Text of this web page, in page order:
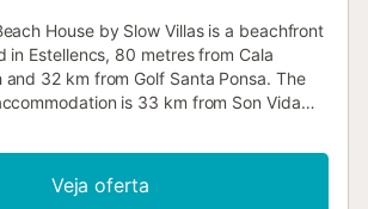
House by Slow Villas is a beachfront
in Estellencs, 80 metres from Cala
and 32 km from Golf Santa Ponsa. The
is 33 km from Son Vida
Veja oferta